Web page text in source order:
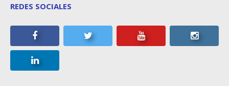
REDES SOCIALES